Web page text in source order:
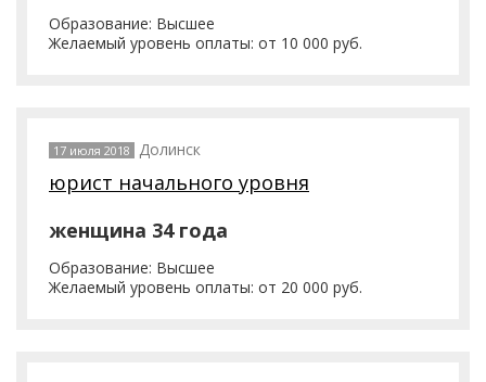
Образование: Высшее
Желаемый уровень оплаты: от 10 000 руб.
17 июля 2018 Долинск
юрист начального уровня
женщина 34 года
Образование: Высшее
Желаемый уровень оплаты: от 20 000 руб.